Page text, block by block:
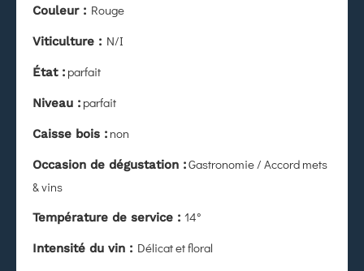
Couleur : Rouge
Viticulture : N/I
État: parfait
Niveau : parfait
Caisse bois : non
Occasion de dégustation :Gastronomie / Accord mets
& vins
Température de service : 14°
Intensité du vin : Délicat et floral